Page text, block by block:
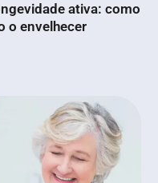
ativa: como
o envelhecer